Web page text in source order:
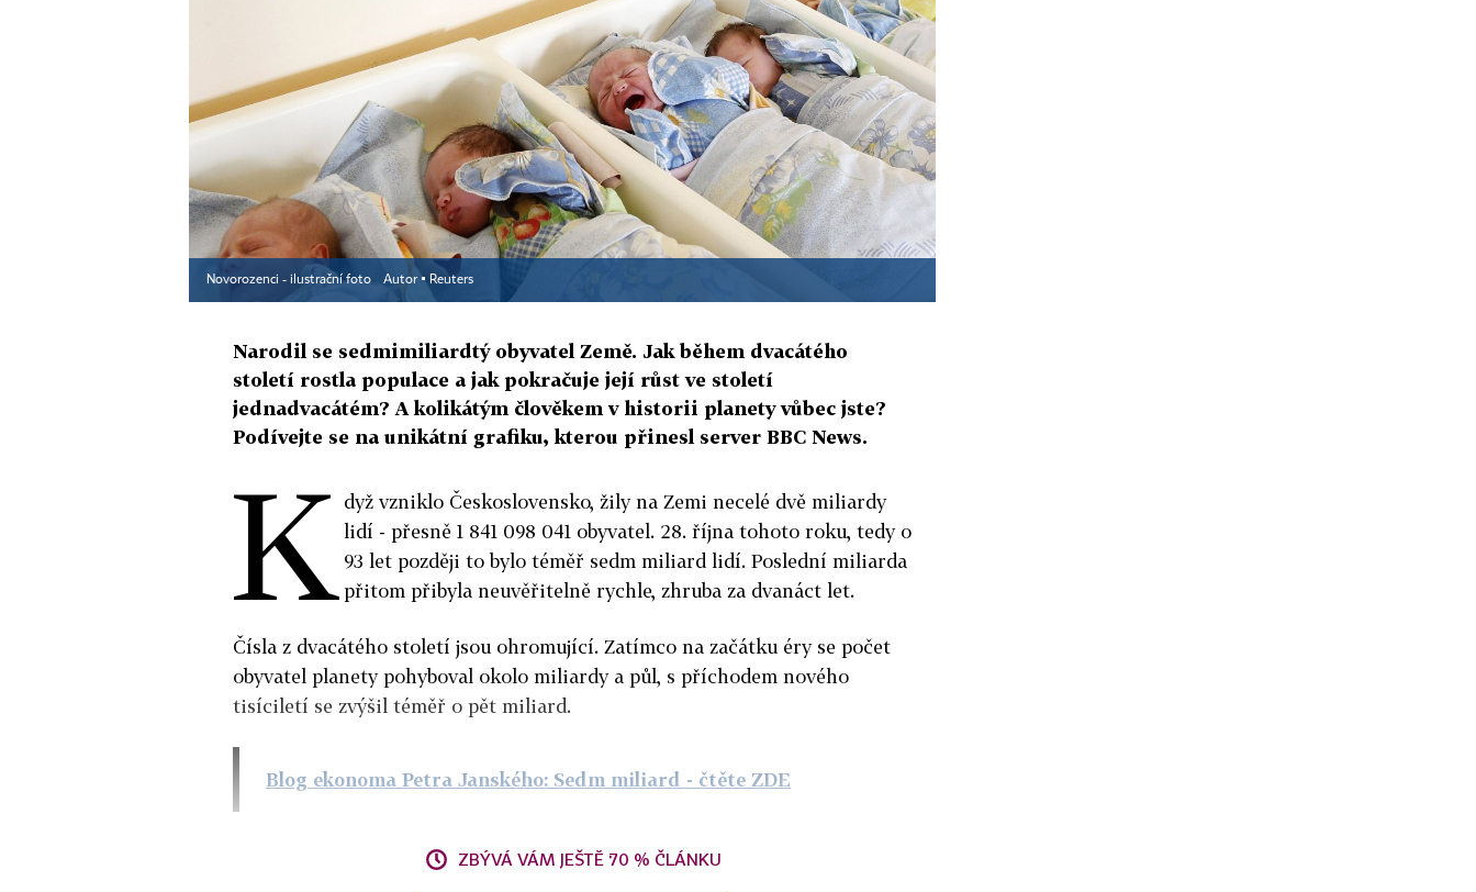
Novorozenci - ilustrační foto Autor ▪ Reuters
Narodil se sedmimiliardtý obyvatel Země. Jak během dvacátého
století rostla populace a jak pokračuje její růst ve století
jednadvacátém? A kolikátým člověkem v historii planety vůbec jste?
Podívejte se na unikátní grafiku, kterou přinesl server BBC News.
K dyž vzniklo Československo, žily na Zemi necelé dvě miliardy
lidí - přesně 1 841 098 041 obyvatel. 28. října tohoto roku, tedy o
93 let později to bylo téměř sedm miliard lidí. Poslední miliarda
přitom přibyla neuvěřitelně rychle, zhruba za dvanáct let.
Čísla z dvacátého století jsou ohromující. Zatímco na začátku éry se počet
obyvatel planety pohyboval okolo miliardy a půl, s příchodem nového
tisíciletí se zvýšil téměř o pět miliard.
Blog ekonoma Petra Janského: Sedm miliard - čtěte ZDE
ZBÝVÁ VÁM JEŠTĚ 70 % ČLÁNKU